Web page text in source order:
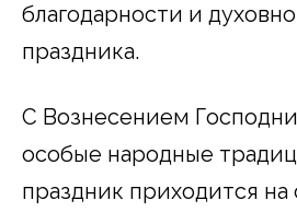
благодарности и
праздника.
С Вознесением
особые народные
праздник приходится на